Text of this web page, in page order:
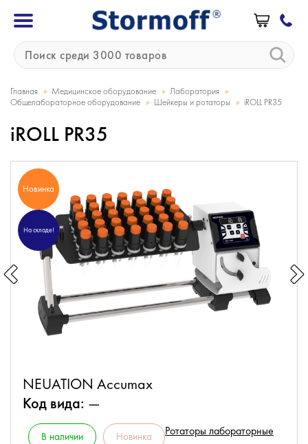
Главная » Медицинское оборудование » Лаборатория »
Общелабораторное оборудование » Шейкеры и ротаторы » iROLL PR35
iROLL PR35
Новинка
На складе!
NEUATION Accumax
Код вида: —
В наличии Новинка
Ротаторы лабораторные